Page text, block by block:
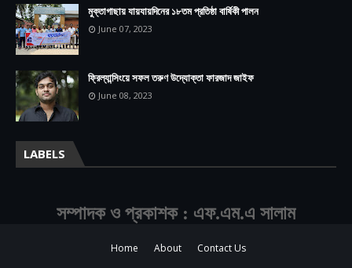
মুক্তাগাছায় যায়যায়দিনের ১৮তম প্রতিষ্ঠা বার্ষিকী পালন
June 07, 2023
ফ্রিল্যান্সিংয়ে সফল তরুণ উদ্যোক্তা ফারজাদ জাইফ
June 08, 2023
LABELS
সম্পাদক ও প্রকাশক : এফ.এম.এ সালাম
Home About
Contact Us